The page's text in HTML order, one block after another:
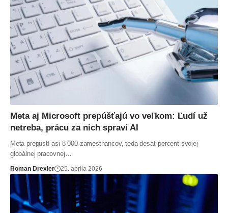
Meta aj Microsoft prepúšťajú vo veľkom: Ľudí už
netreba, prácu za nich spraví AI
Meta prepustí asi 8 000 zamestnancov, teda desať percent svojej
globálnej pracovnej…
Roman Drexler 25. apríla 2026